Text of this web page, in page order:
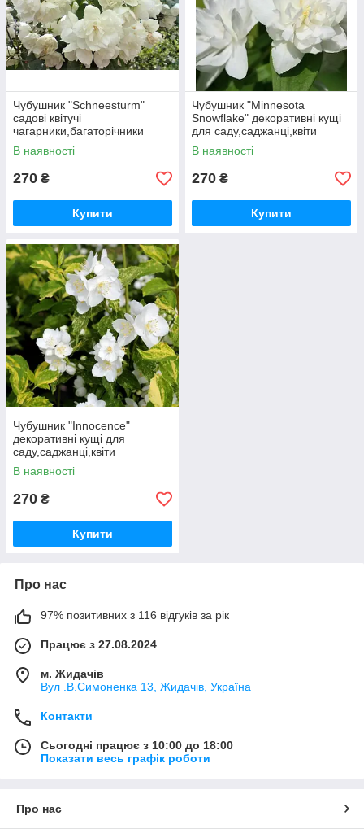
Чубушник "Schneesturm"
садові квітучі
чагарники,багаторічники
В наявності
270 ₴
Купити
Чубушник "Minnesota
Snowflake" декоративні кущі
для саду,саджанці,квіти
багаторічні
В наявності
270 ₴
Купити
Чубушник "Innocence"
декоративні кущі для
саду,саджанці,квіти
багаторічні,дерева
В наявності
270 ₴
Купити
Про нас
97% позитивних з 116 відгуків за рік
Працює з 27.08.2024
м. Жидачів
Вул .В.Симоненка 13, Жидачів, Україна
Контакти
Сьогодні працює з 10:00 до 18:00
Показати весь графік роботи
Про нас